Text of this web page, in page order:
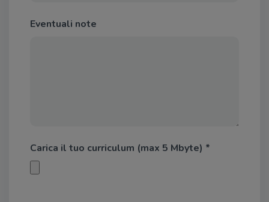
Eventuali note
Carica il tuo curriculum (max 5 Mbyte) *